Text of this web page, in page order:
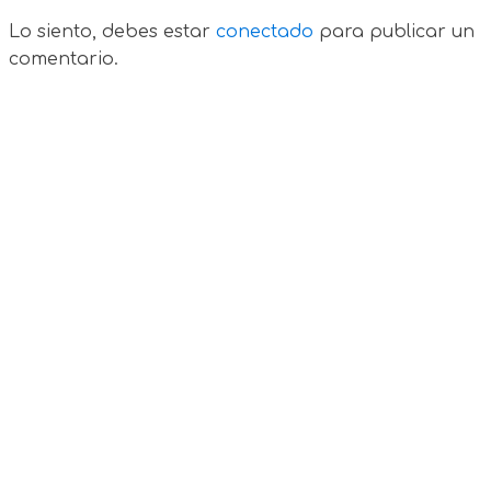
Lo siento, debes estar conectado para publicar un
comentario.